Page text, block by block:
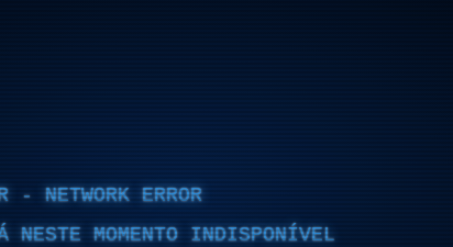
- NETWORK ERROR
NESTE MOMENTO INDISPONÍVEL